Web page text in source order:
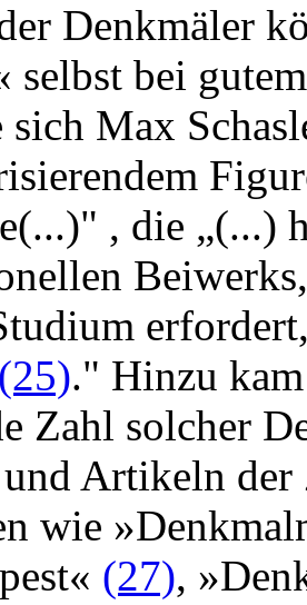
Denkmäler
selbst bei
sich Max
, die „(...)
(25)." Hinzu
Zahl solcher
Artikeln
wie
(27),